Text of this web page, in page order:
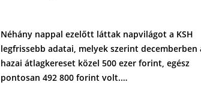
Néhány nappal ezelőtt láttak napvilágot a KSH
legfrissebb adatai, melyek szerint decemberben
hazai átlagkereset közel 500 ezer forint, egész
pontosan 492 800 forint volt.…